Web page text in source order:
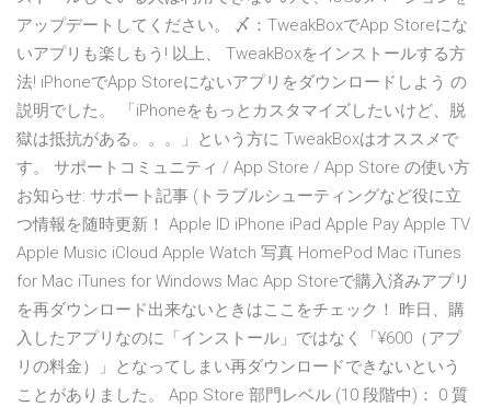
アップデートしてください。 〆：TweakBoxでApp Storeにな
いアプリも楽しもう! 以上、 TweakBoxをインストールする方
法! iPhoneでApp Storeにないアプリをダウンロードしよう の
説明でした。 「iPhoneをもっとカスタマイズしたいけど、脱
獄は抵抗がある。。。」という方に TweakBoxはオススメで
す。 サポートコミュニティ / App Store / App Store の使い方
お知らせ: サポート記事 (トラブルシューティングなど役に立
つ情報を随時更新！ Apple ID iPhone iPad Apple Pay Apple TV
Apple Music iCloud Apple Watch 写真 HomePod Mac iTunes
for Mac iTunes for Windows Mac App Storeで購入済みアプリ
を再ダウンロード出来ないときはここをチェック！ 昨日、購
入したアプリなのに「インストール」ではなく「¥600（アプ
リの料金）」となってしまい再ダウンロードできないという
ことがありました。 App Store 部門レベル (10 段階中)： 0 質